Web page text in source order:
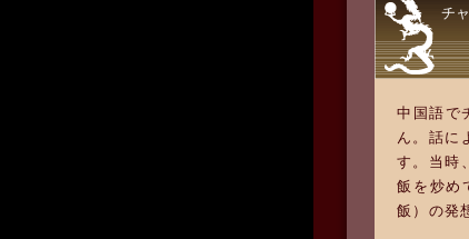
チ
中国語で
ん。話に
す。当時
飯を炒め
飯）の発